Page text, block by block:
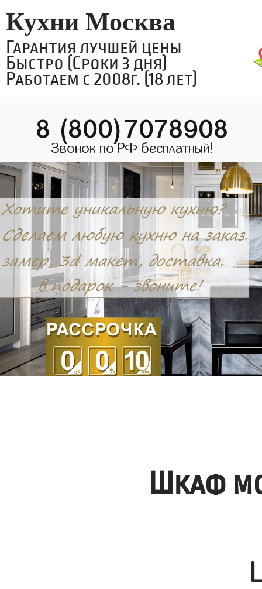
Кухни Москва
Гарантия лучшей цены
Быстро (Сроки 3 дня)
Работаем с 2008г. (18 лет)
8 (800)7078908
Звонок по РФ бесплатный!
Шкаф